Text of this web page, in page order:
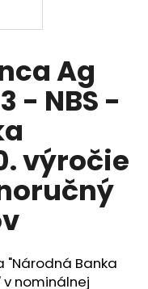
Ag
- NBS -
výročie
Banka
v nominálnej